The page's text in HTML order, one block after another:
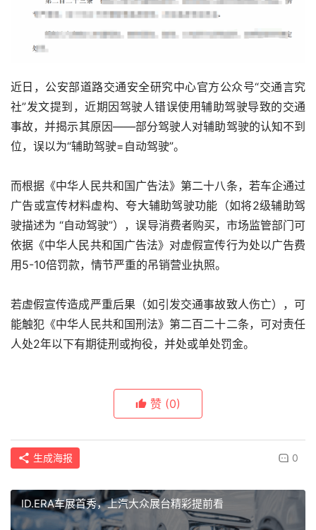
近日，公安部道路交通安全研究中心官方公众号“交通言究
社”发文提到，近期因驾驶人错误使用辅助驾驶导致的交通
事故，并揭示其原因——部分驾驶人对辅助驾驶的认知不到
位，误以为“辅助驾驶=自动驾驶”。
而根据《中华人民共和国广告法》第二十八条，若车企通过
广告或宣传材料虚构、夸大辅助驾驶功能（如将2级辅助驾
驶描述为 “自动驾驶”），误导消费者购买，市场监管部门可
依据《中华人民共和国广告法》对虚假宣传行为处以广告费
用5-10倍罚款，情节严重的吊销营业执照。
若虚假宣传造成严重后果（如引发交通事故致人伤亡），可
能触犯《中华人民共和国刑法》第二百二十二条，可对责任
人处2年以下有期徒刑或拘役，并处或单处罚金。
赞 (0)
生成海报 0
ID.ERA车展首秀，上汽大众展台精彩提前看